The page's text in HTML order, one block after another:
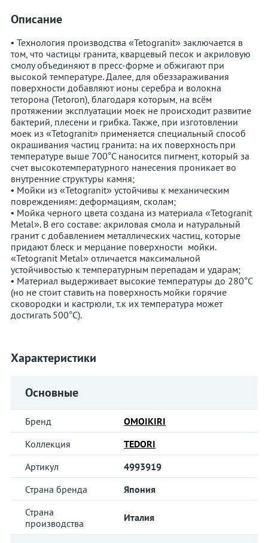
Описание
• Технология производства «Tetogranit» заключается в
том, что частицы гранита, кварцевый песок и акриловую
смолу объединяют в пресс-форме и обжигают при
высокой температуре. Далее, для обеззараживания
поверхности добавляют ионы серебра и волокна
теторона (Tetoron), благодаря которым, на всём
протяжении эксплуатации моек не происходит развитие
бактерий, плесени и грибка. Также, при изготовлении
моек из «Tetogranit» применяется специальный способ
окрашивания частиц гранита: на их поверхность при
температуре выше 700°С наносится пигмент, который за
счет высокотемпературного нанесения проникает во
внутренние структуры камня;
• Мойки из «Tetogranit» устойчивы к механическим
повреждениям: деформациям, сколам;
• Мойка черного цвета создана из материала «Tetogranit
Metal». В его составе: акриловая смола и натуральный
гранит с добавлением металлических частиц, которые
придают блеск и мерцание поверхности мойки.
«Tetogranit Metal» отличается максимальной
устойчивостью к температурным перепадам и ударам;
• Материал выдерживает высокие температуры до 280°С
(но не стоит ставить на поверхность мойки горячие
сковородки и кастрюли, т.к их температура может
достигать 500°С).
Характеристики
Основные
Бренд
OMOIKIRI
Коллекция
TEDORI
Артикул
4993919
Страна бренда
Япония
Страна
производства
Италия